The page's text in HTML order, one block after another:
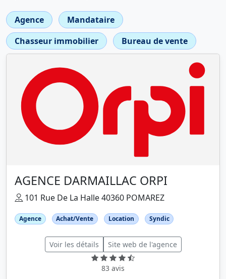
Agence
Mandataire
Chasseur immobilier
Bureau de vente
AGENCE DARMAILLAC ORPI
101 Rue De La Halle 40360 POMAREZ
Agence Achat/Vente Location Syndic
Voir les détails Site web de l'agence
83 avis